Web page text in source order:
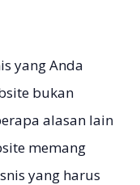
yang Anda
bukan
alasan lain
memang
yang harus